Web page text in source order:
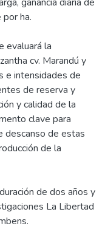
ha.
evaluará la
cv. Marandú y
e intensidades de
de reserva y
y calidad de la
clave para
descanso de estas
de la
de dos años y
La Libertad